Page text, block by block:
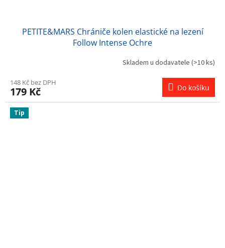
PETITE&MARS Chrániče kolen elastické na lezení
Follow Intense Ochre
Skladem u dodavatele (>10 ks)
148 Kč bez DPH
179 Kč Do košíku
Tip